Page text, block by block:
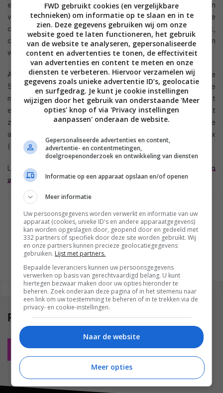
euro vernomen te hebben. Dat lijkt misschien een klein
verschil maar voor 1.000 euro koopt de gemiddelde
consument een complet nieuwe TV. Aan de andere kant,
diegenen die deze OLED TV kunnen betalen zullen
waarschijnlijk niet wakker liggen van 1.000 euro meer.
Andere interessante informatie is dat de OLED TV, De
55EM970V genaamdin Nederland, in drie verschillende
modellen gelanceerd zal worden. Een model (55EM970V) met
een vloerstandaard waar ook de aansluitingen in verwerkt
zijn, een model met een tafelstandaard waarin de
aansluitingen verwerkt zijn en een model met een mediabox
(55EM975V) die dient als hub voor alle aansluitingen.
Lees verder in het artikel ‘
OLED TV’s: Wanneer komen ze en
wat kosten ze?‘
GESCHREVEN DOOR
MARTIJN CHEL
REAGEREN REACTIES (0)
Reacties(0)
Plaats reactie
FWD gebruikt cookies (en vergelijkbare
technieken) om informatie op te slaan en in te
zien. Deze gegevens gebruiken wij om onze
website goed te laten functioneren, het gebruik
van de website te analyseren, gepersonaliseerde
content en advertenties te tonen, de effectiviteit
van advertenties en content te meten en onze
diensten te verbeteren. Hiervoor verzamelen wij
gegevens zoals unieke advertentie ID’s, geolocatie
en surfgedrag. Je kunt je cookie instellingen
wijzigen door het gebruik van onderstaande 'Meer
opties' knop of via 'Privacy instellingen
aanpassen' onderaan de website.
Gepersonaliseerde advertenties en content,
advertentie- en contentmetingen,
doelgroepenonderzoek en ontwikkeling van diensten
Informatie op een apparaat opslaan en/of openen
Meer informatie
Uw persoonsgegevens worden verwerkt en informatie van uw
apparaat (cookies, unieke ID's en andere apparaatgegevens)
kan worden opgeslagen door, geopend door en gedeeld met
332 partners of specifiek door deze site worden gebruikt. Wij
en onze partners kunnen precieze geolocatiegegevens
gebruiken. Lijst met partners.
Bepaalde leveranciers kunnen uw persoonsgegevens
verwerken op basis van gerechtvaardigd belang. U kunt
hiertegen bezwaar maken door uw opties hieronder te
beheren. Zoek onderaan deze pagina of in het sitemenu naar
een link om uw toestemming te beheren of in te trekken via de
privacy- en cookie-instellingen.
Naar de website
Meer opties